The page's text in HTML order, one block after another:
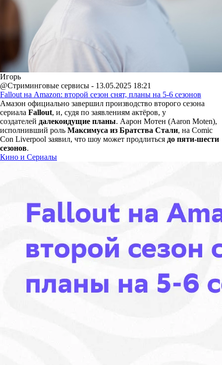
Игорь
@Стриминговые сервисы - 13.05.2025 18:21
Fallout на Amazon: второй сезон снят, планы на 5-6 сезонов
Амазон официально завершил производство второго сезона
сериала Fallout, и, судя по заявлениям актёров, у
создателей далекоидущие планы. Аарон Мотен (Aaron Moten),
исполнивший роль Максимуса из Братства Стали, на Comic
Con Liverpool заявил, что шоу может продлиться до пяти-шести
сезонов.
Кино и Сериалы